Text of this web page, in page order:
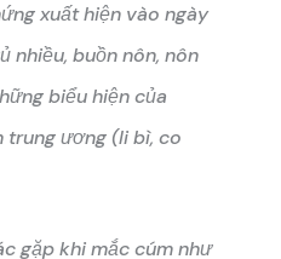
xuất hiện vào ngày
nhiều, buồn nôn, nôn
biểu hiện của
trung ương (li bì, co
gặp khi mắc cúm như